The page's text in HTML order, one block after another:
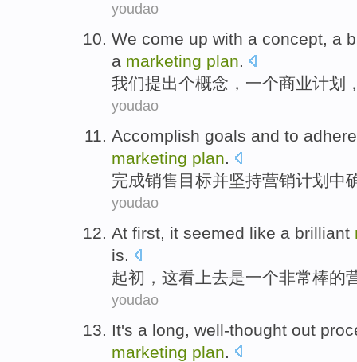
youdao
We come up with a concept, a
a marketing plan.
我们提出个概念 ， 一个商业计划
youdao
Accomplish goals and to
marketing plan.
完成销售 目标并坚持营销计划 中
youdao
At first, it seemed like a brilliant
is.
起初 ， 这看上去是一个非常棒的
youdao
It's a long , well-thought out
marketing plan